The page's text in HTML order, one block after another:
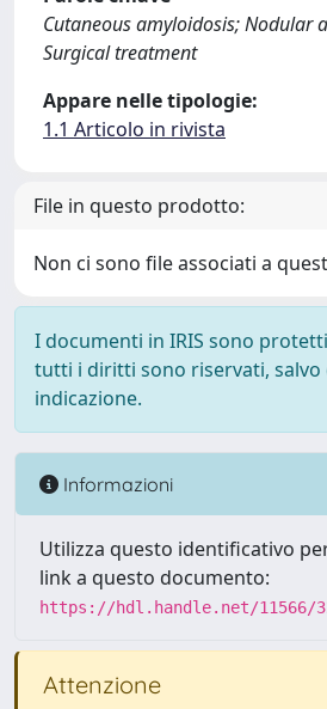
Cutaneous amyloidosis; Nodular
Surgical treatment
Appare nelle tipologie:
1.1 Articolo in rivista
File in questo prodotto:
Non ci sono file associati a
I documenti in IRIS sono
tutti i diritti sono riservati, salvo
indicazione.
Informazioni
Utilizza questo identificativo
link a questo documento:
https://hdl.handle.net/11566/
Attenzione